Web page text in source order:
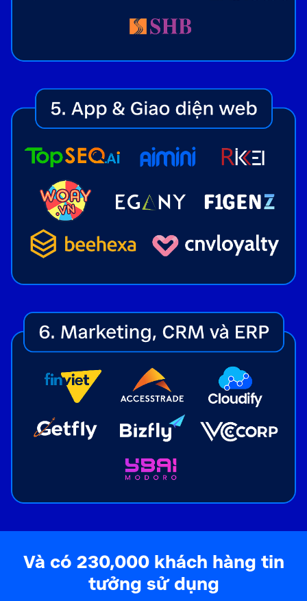
Và có 230,000 khách hàng tin
tưởng sử dụng